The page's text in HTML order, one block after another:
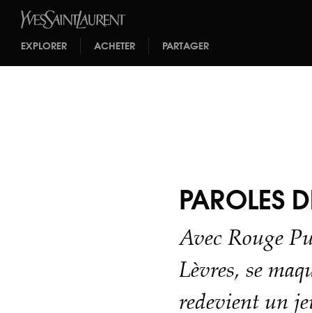
EXPLORER ACHETER PARTAGER
PAROLES
Avec Rouge
Lèvres, se
redevient un